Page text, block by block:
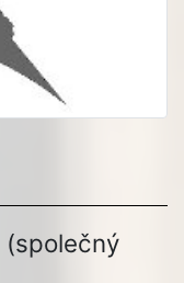
(společný